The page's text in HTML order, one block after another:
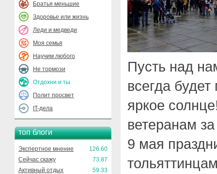
Братья меньшие
Здоровье или жизнь
Леди и медведи
Моя семья
Научим любого
Не тормози
Отдохни и ты
Полит просвет
IT-дела
топ блоги
Экспертное мнение
126.60
Сейчас скажу
73.87
Активный отдых
59.33
Пусть над
всегда
яркое
ветеранам
9 мая